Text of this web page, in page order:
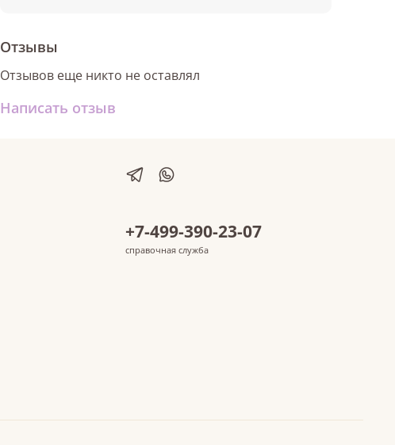
Отзывы
Отзывов еще никто не оставлял
Написать отзыв
+7-499-390-23-07
справочная служба